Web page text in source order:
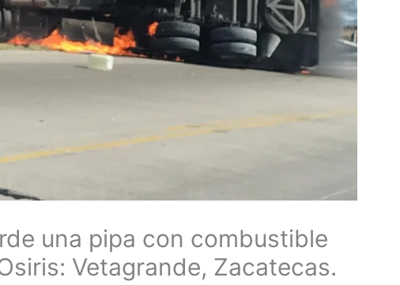
una pipa con combustible
Vetagrande, Zacatecas.